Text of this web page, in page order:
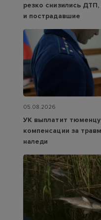
резко снизились
и пострадавшие
05.08.2026
УК выплатит
компенсации за
наледи